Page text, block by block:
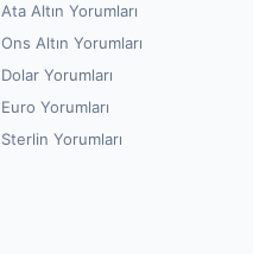
Ata Altın Yorumları
Ons Altın Yorumları
Dolar Yorumları
Euro Yorumları
Sterlin Yorumları